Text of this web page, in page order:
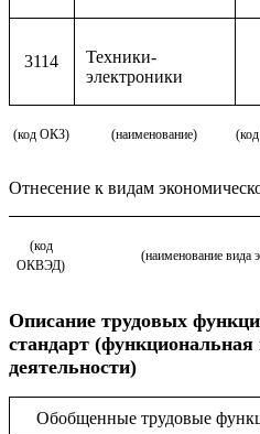
3114
Техники-
электроники
(код ОКЗ) (наименование)
Отнесение к видам
(код
ОКВЭД)
(наименование вида
Описание трудовых
стандарт
деятельности)
Обобщенные трудовые